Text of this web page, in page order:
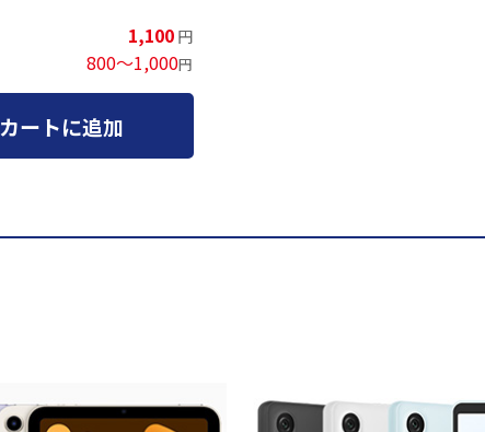
1,100 円
800～1,000円
カートに追加